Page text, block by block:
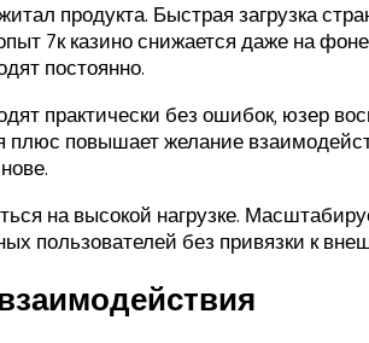
продукта. Быстрая загрузка
7к казино снижается даже на
постоянно.
практически без ошибок, юзер
повышает желание
на высокой нагрузке.
пользователей без привязки к